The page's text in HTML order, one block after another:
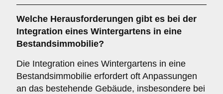
Welche Herausforderungen gibt es bei der
Integration eines Wintergartens in eine
Bestandsimmobilie?
Die Integration eines Wintergartens in eine
Bestandsimmobilie erfordert oft Anpassungen
an das bestehende Gebäude, insbesondere bei